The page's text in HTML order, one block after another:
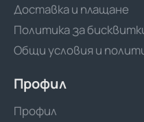
Доставка и плащане
Политика за
Общи условия и
Профил
Профил